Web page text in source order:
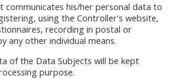
communicates his/her personal data to
using the Controller's website,
recording in postal or
any other individual means.
of the Data Subjects will be kept
purpose.